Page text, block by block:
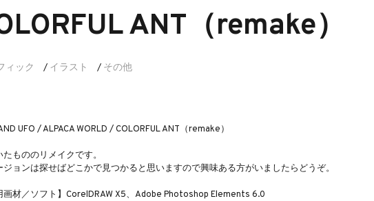
ANT（remake）
ィック / イラスト / その他
UFO / ALPACA WORLD / COLORFUL ANT（remake）
たもののリメイクです。
ジョンは探せばどこかで見つかると思いますので興味ある方がいましたらどうぞ。
画材／ソフト】CorelDRAW X5、Adobe Photoshop Elements 6.0